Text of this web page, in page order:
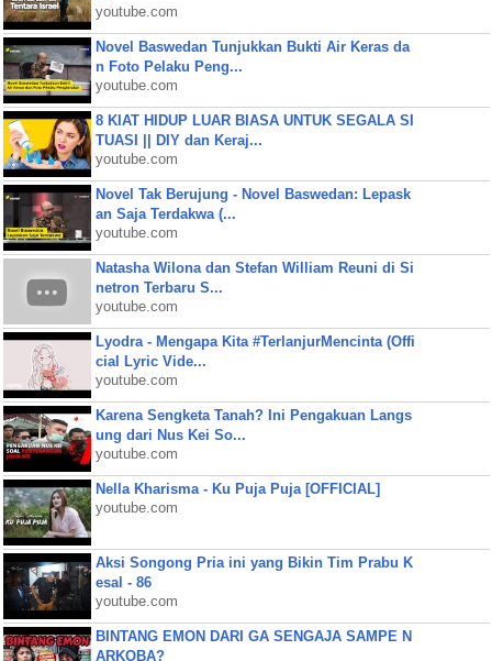
youtube.com
Novel Baswedan Tunjukkan Bukti Air Keras da
n Foto Pelaku Peng...
youtube.com
8 KIAT HIDUP LUAR BIASA UNTUK SEGALA SI
TUASI || DIY dan Keraj...
youtube.com
Novel Tak Berujung - Novel Baswedan: Lepask
an Saja Terdakwa (...
youtube.com
Natasha Wilona dan Stefan William Reuni di Si
netron Terbaru S...
youtube.com
Lyodra - Mengapa Kita #TerlanjurMencinta (Offi
cial Lyric Vide...
youtube.com
Karena Sengketa Tanah? Ini Pengakuan Langs
ung dari Nus Kei So...
youtube.com
Nella Kharisma - Ku Puja Puja [OFFICIAL]
youtube.com
Aksi Songong Pria ini yang Bikin Tim Prabu K
esal - 86
youtube.com
BINTANG EMON DARI GA SENGAJA SAMPE N
ARKOBA?